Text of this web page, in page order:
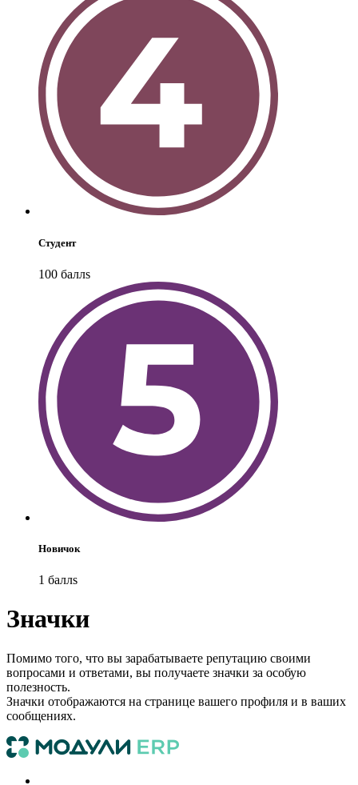
Студент
100 баллs
Новичок
1 баллs
Значки
Помимо того, что вы зарабатываете репутацию своими
вопросами и ответами, вы получаете значки за особую
полезность.
Значки отображаются на странице вашего профиля и в ваших
сообщениях.